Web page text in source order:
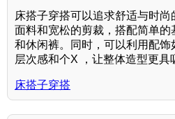
床搭子穿搭可以追求舒适与时
面料和宽松的剪裁，搭配简单的
和休闲裤。同时，可以利用配
层次感和个X ，让整体造型更具
床搭子穿搭